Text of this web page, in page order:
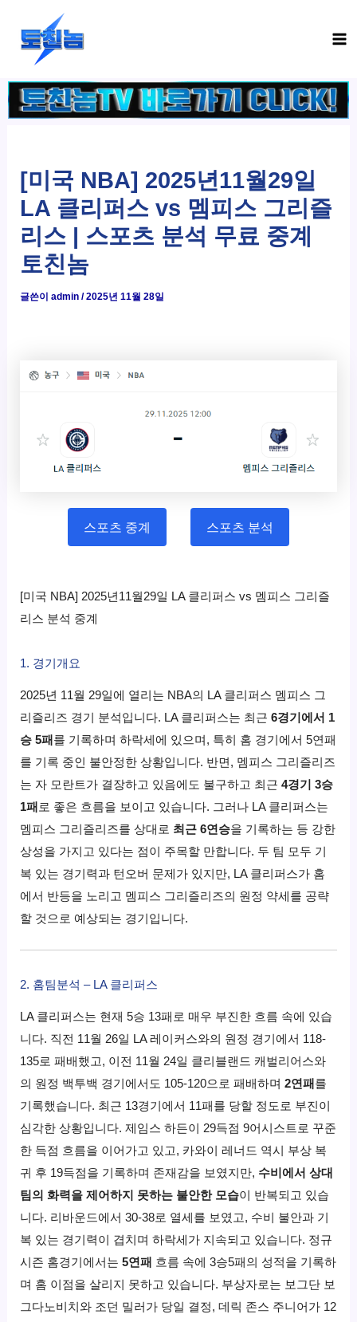
건
너
[미국 NBA] 2025년11월29일
LA 클리퍼스 vs 멤피스 그리즐
리스 | 스포츠 분석 무료 중계
토친놈
글쓴이admin/2025년 11월 28일
스포츠 중계 스포츠 분석
[미국 NBA] 2025년11월29일 LA 클리퍼스 vs 멤피스 그리즐
리스 분석 중계
1. 경기개요
2025년 11월 29일에 열리는 NBA의 LA 클리퍼스 멤피스 그
리즐리즈 경기 분석입니다. LA 클리퍼스는 최근6경기에서 1
승 5패 를 기록하며 하락세에 있으며, 특히 홈 경기에서 5연패
를 기록 중인 불안정한 상황입니다. 반면, 멤피스 그리즐리즈
는 자 모란트가 결장하고 있음에도 불구하고 최근4경기 3승
1패 로 좋은 흐름을 보이고 있습니다. 그러나 LA 클리퍼스는
멤피스 그리즐리즈를 상대로 최근 6연승을 기록하는 등 강한
상성을 가지고 있다는 점이 주목할 만합니다. 두 팀 모두 기
복 있는 경기력과 턴오버 문제가 있지만, LA 클리퍼스가 홈
에서 반등을 노리고 멤피스 그리즐리즈의 원정 약세를 공략
할 것으로 예상되는 경기입니다.
2. 홈팀분석 – LA 클리퍼스
LA 클리퍼스는 현재 5승 13패로 매우 부진한 흐름 속에 있습
니다. 직전 11월 26일 LA 레이커스와의 원정 경기에서 118-
135로 패배했고, 이전 11월 24일 클리블랜드 캐벌리어스와
의 원정 백투백 경기에서도 105-120으로 패배하며2연패 를
기록했습니다. 최근 13경기에서 11패를 당할 정도로 부진이
심각한 상황입니다. 제임스 하든이 29득점 9어시스트로 꾸준
한 득점 흐름을 이어가고 있고, 카와이 레너드 역시 부상 복
귀 후 19득점을 기록하며 존재감을 보였지만, 수비에서 상대
팀의 화력을 제어하지 못하는 불안한 모습이 반복되고 있습
니다. 리바운드에서 30-38로 열세를 보였고, 수비 불안과 기
복 있는 경기력이 겹치며 하락세가 지속되고 있습니다. 정규
시즌 홈경기에서는5연패 흐름 속에 3승5패의 성적을 기록하
며 홈 이점을 살리지 못하고 있습니다. 부상자로는 보그단 보
그다노비치와 조던 밀러가 당일 결정, 데릭 존스 주니어가 12